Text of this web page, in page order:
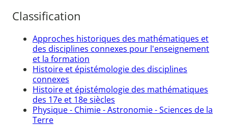
Classification
Approches historiques des mathématiques et
des disciplines connexes pour l'enseignement
et la formation
Histoire et épistémologie des disciplines
connexes
Histoire et épistémologie des mathématiques
des 17e et 18e siècles
Physique - Chimie - Astronomie - Sciences de la
Terre